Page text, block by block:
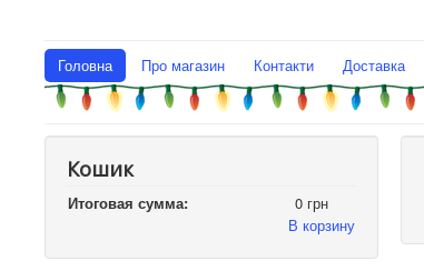
Головна Про магазин Контакти Доставка
Кошик
Итоговая сумма:
0 грн
В корзину